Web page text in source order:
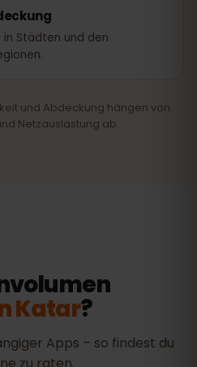
in Städten und den
und Abdeckung hängen von
Netzauslastung ab.
Katar?
Apps – so findest du